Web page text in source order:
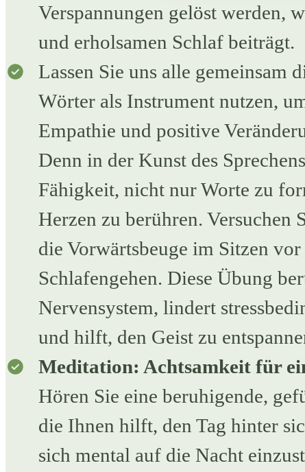
PILATES RETREATS
YOGA & WANDERN
PHILOSOPHIE
UNSER TEAM
NACHHALTIGKEIT
DIE PAUSCHALREISE
Verspannungen gelöst werden,
und erholsamen Schlaf beiträgt.
Lassen Sie uns alle gemeinsam
Wörter als Instrument nutzen,
Empathie und positive
Denn in der Kunst des
Fähigkeit, nicht nur Worte zu
Herzen zu berühren. Versuchen
die Vorwärtsbeuge im Sitzen vor
Schlafengehen. Diese Übung
Nervensystem, lindert
und hilft, den Geist zu
Meditation: Achtsamkeit für
Hören Sie eine beruhigende,
die Ihnen hilft, den Tag hinter
sich mental auf die Nacht